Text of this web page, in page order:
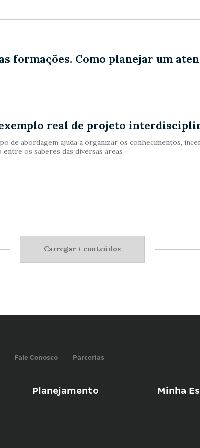
formações. Como planejar um
real de projeto
de abordagem ajuda a organizar os conhecimentos,
entre os saberes das diversas áreas
Carregar + conteúdos
Fale Conosco Parcerias
Planejamento Minha